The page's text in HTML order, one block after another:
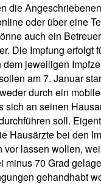
die
oder über eine
auch ein
Die Impfung erfolgt
jeweiligen
am 7. Januar
durch ein
sich an seinen
soll.
Hausärzte bei den
lassen wollen,
minus 70 Grad
gehandhabt